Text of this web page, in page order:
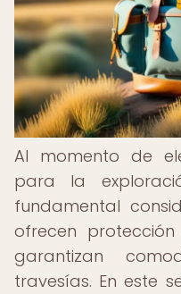
Al momento de
para la
fundamental
ofrecen
garantizan
travesías. En este